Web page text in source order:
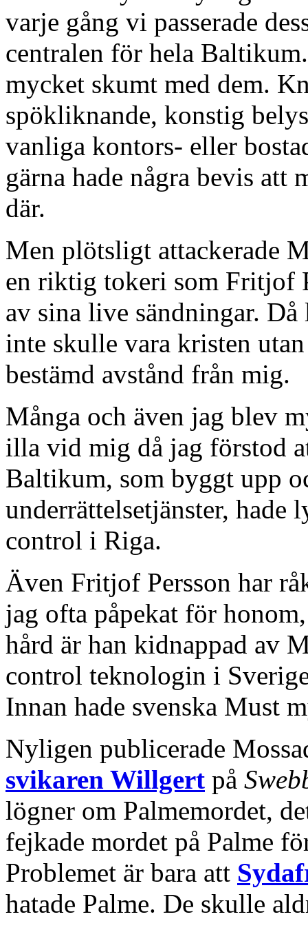
varje gång vi passerade
centralen för hela
mycket skumt med dem.
spökliknande, konstig
vanliga kontors- eller
gärna hade några bevis
där.
Men plötsligt attackerade
en riktig tokeri som Fritjof
av sina live sändningar.
inte skulle vara kristen
bestämd avstånd från mig.
Många och även jag blev
illa vid mig då jag förstod
Baltikum, som byggt upp
underrättelsetjänster, hade
control i Riga.
Även Fritjof Persson har
jag ofta påpekat för
hård är han kidnappad av
control teknologin i
Innan hade svenska Must
Nyligen publicerade
svikaren Willgert på
lögner om Palmemordet,
fejkade mordet på Palme
Problemet är bara att
hatade Palme. De skulle